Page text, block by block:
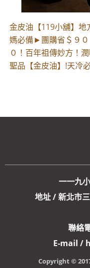
金皮油【119小舖】地
媽必備►團購省＄９０
０！百年祖傳妙方！
聖品【金皮油】!天冷
一一九
地址 / 新北市
聯絡
E-mail /
Copyright ©